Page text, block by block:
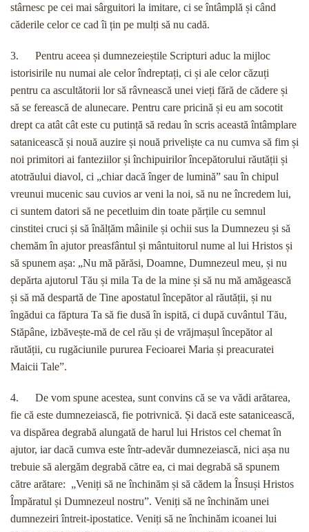
stârnesc pe cei mai sârguitori la imitare, ci se întâmplă și când
căderile celor ce cad îi țin pe mulți să nu cadă.
3. Pentru aceea și dumnezeieștile Scripturi aduc la mijloc
istorisirile nu numai ale celor îndreptați, ci și ale celor căzuți
pentru ca ascultătorii lor să râvnească unei vieți fără de cădere și
să se ferească de alunecare. Pentru care pricină și eu am socotit
drept ca atât cât este cu putință să redau în scris această întâmplare
satanicească și nouă auzire și nouă priveliște ca nu cumva să fim și
noi primitori ai fanteziilor și închipuirilor începătorului răutății și
atotrăului diavol, ci „chiar dacă înger de lumină” sau în chipul
vreunui mucenic sau cuvios ar veni la noi, să nu ne încredem lui,
ci suntem datori să ne pecetluim din toate părțile cu semnul
cinstitei cruci și să înălțăm mâinile și ochii sus la Dumnezeu și să
chemăm în ajutor preasfântul și mântuitorul nume al lui Hristos și
să spunem așa: „Nu mă părăsi, Doamne, Dumnezeul meu, și nu
depărta ajutorul Tău și mila Ta de la mine și să nu mă amăgească
și să mă despartă de Tine apostatul începător al răutății, și nu
îngădui ca făptura Ta să fie dusă în ispită, ci după cuvântul Tău,
Stăpâne, izbăvește-mă de cel rău și de vrăjmașul începător al
răutății, cu rugăciunile pururea Fecioarei Maria și preacuratei
Maicii Tale”.
4. De vom spune acestea, sunt convins că se va vădi arătarea,
fie că este dumnezeiască, fie potrivnică. Și dacă este satanicească,
va dispărea degrabă alungată de harul lui Hristos cel chemat în
ajutor, iar dacă cumva este într-adevăr dumnezeiască, nici așa nu
trebuie să alergăm degrabă către ea, ci mai degrabă să spunem
către arătare: „Veniți să ne închinăm și să cădem la Însuși Hristos
Împăratul și Dumnezeul nostru”. Veniți să ne închinăm unei
dumnezeiri întreit-ipostatice. Veniți să ne închinăm icoanei lui